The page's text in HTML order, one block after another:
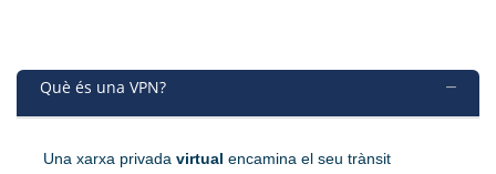
Què és una VPN?
Una xarxa privada virtual encamina el seu trànsit